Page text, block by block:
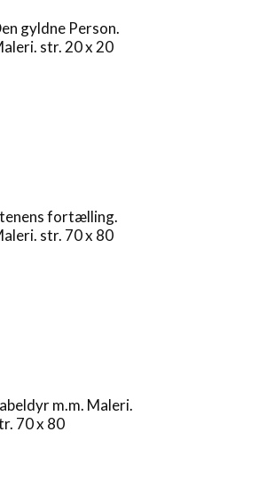
gyldne Person.
str. 20 x 20
fortælling.
str. 70 x 80
m.m. Maleri.
70 x 80